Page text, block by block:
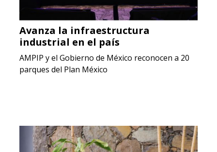
Avanza la infraestructura
industrial en el país
AMPIP y el Gobierno de México reconocen a 20
parques del Plan México